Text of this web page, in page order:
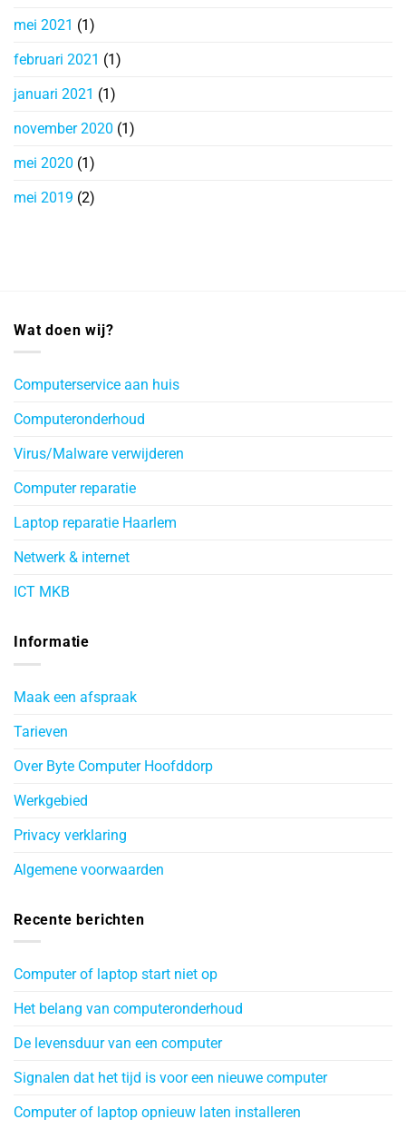
mei 2021 (1)
februari 2021 (1)
januari 2021 (1)
november 2020 (1)
mei 2020 (1)
mei 2019 (2)
Wat doen wij?
Computerservice aan huis
Computeronderhoud
Virus/Malware verwijderen
Computer reparatie
Laptop reparatie Haarlem
Netwerk & internet
ICT MKB
Informatie
Maak een afspraak
Tarieven
Over Byte Computer Hoofddorp
Werkgebied
Privacy verklaring
Algemene voorwaarden
Recente berichten
Computer of laptop start niet op
Het belang van computeronderhoud
De levensduur van een computer
Signalen dat het tijd is voor een nieuwe computer
Computer of laptop opnieuw laten installeren